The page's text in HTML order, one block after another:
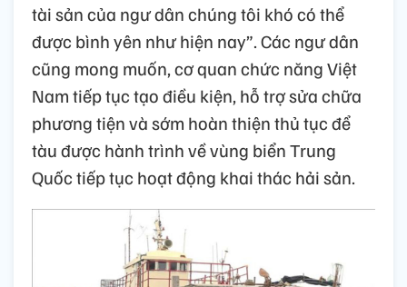
tài sản của ngư dân chúng tôi khó có thể
được bình yên như hiện nay”. Các ngư dân
cũng mong muốn, cơ quan chức năng Việt
Nam tiếp tục tạo điều kiện, hỗ trợ sửa chữa
phương tiện và sớm hoàn thiện thủ tục để
tàu được hành trình về vùng biển Trung
Quốc tiếp tục hoạt động khai thác hải sản.